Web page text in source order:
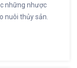
những nhược
nuôi thủy sản.
: 1. Di
cần dùng